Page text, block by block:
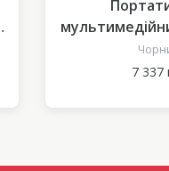
HAVIT HV-
7 337